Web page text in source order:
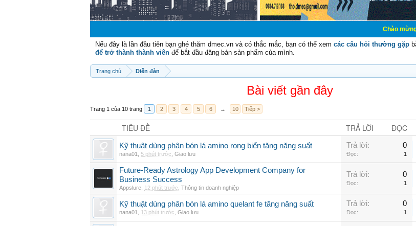
Chào mừng các
Nếu đây là lần đầu tiên bạn ghé thăm dmec.vn và có thắc mắc, bạn có thể xem các câu hỏi thường gặp
để trở thành thành viên để bắt đầu đăng bán sản phẩm của mình.
Trang chủ Diễn đàn
Bài viết gần đây
Trang 1 của 10 trang 1 2 3 4 5 6 → 10 Tiếp >
TIÊU ĐỀ TRẢ LỜI ĐỌC
Kỹ thuật dùng phân bón lá amino rong biển tăng năng suất
nana01 5 phút trước Giao lưu
Trả lời: 0
Đọc: 1
Future-Ready Astrology App Development Company for
Business Success
Appslure 12 phút trước Thông tin doanh nghiệp
Trả lời: 0
Đọc: 1
Kỹ thuật dùng phân bón lá amino quelant fe tăng năng suất
nana01 13 phút trước Giao lưu
Trả lời: 0
Đọc: 1